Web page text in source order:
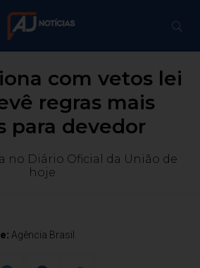
com vetos lei
regras mais
para devedor
no Diário Oficial da União de
hoje
Agência Brasil